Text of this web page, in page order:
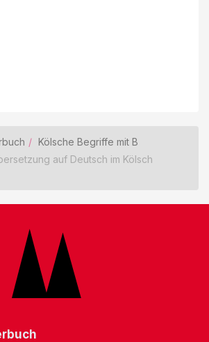
Kölsche Begriffe mit B
auf Deutsch im Kölsch